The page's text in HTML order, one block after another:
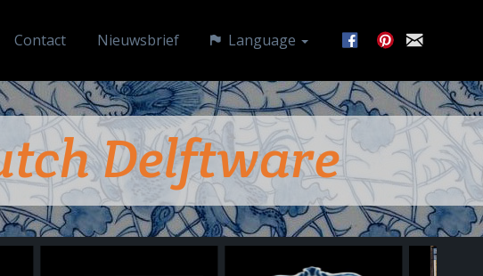
Contact Nieuwsbrief Language
Delftware